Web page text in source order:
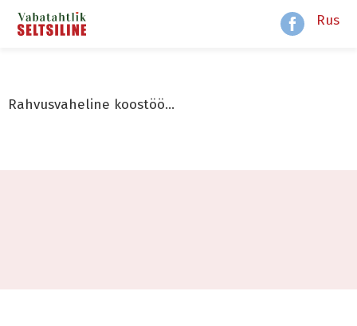
Rus
Rahvusvaheline koostöö…